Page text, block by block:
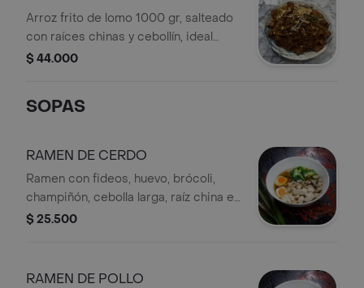
Arroz frito de lomo 1000 gr, salteado
con raíces chinas y cebollín, ideal
para 3 o 4 personas.
$ 44.000
SOPAS
RAMEN DE CERDO
Ramen con fideos, huevo, brócoli,
champiñón, cebolla larga, raíz china en
caldo de vegetales, coca-cola a
$ 25.500
RAMEN DE POLLO